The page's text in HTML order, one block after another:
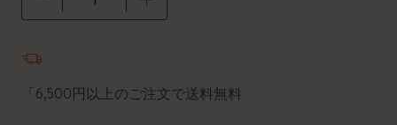
「6,500円以上のご注文で送料無料